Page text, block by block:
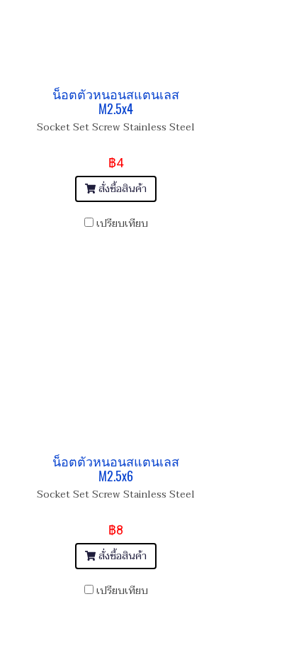
น็อตตัวหนอนสแตนเลส
M2.5x4
Socket Set Screw Stainless Steel
฿4
สั่งซื้อสินค้า
เปรียบเทียบ
น็อตตัวหนอนสแตนเลส
M2.5x6
Socket Set Screw Stainless Steel
฿8
สั่งซื้อสินค้า
เปรียบเทียบ